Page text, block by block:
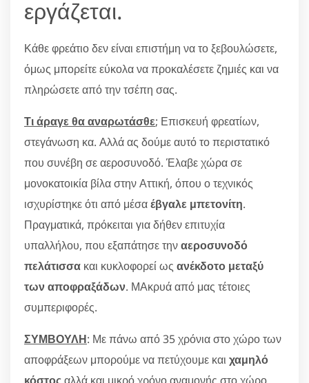
εργάζεται.
Κάθε φρεάτιο δεν είναι επιστήμη να το ξεβουλώσετε,
όμως μπορείτε εύκολα να προκαλέσετε ζημιές και να
πληρώσετε από την τσέπη σας.
Τι άραγε θα αναρωτάσθε; Επισκευή φρεατίων,
στεγάνωση κα. Αλλά ας δούμε αυτό το περιστατικό
που συνέβη σε αεροσυνοδό. Έλαβε χώρα σε
μονοκατοικία βίλα στην Αττική, όπου ο τεχνικός
ισχυρίστηκε ότι από μέσαέβγαλε μπετονίτη.
Πραγματικά, πρόκειται για δήθεν επιτυχία
υπαλλήλου, που εξαπάτησε τηναεροσυνοδό
πελάτισσα και κυκλοφορεί ως ανέκδοτο μεταξύ
των αποφραξάδων. ΜΑκρυά από μας τέτοιες
συμπεριφορές.
ΣΥΜΒΟΥΛΗ: Με πάνω από 35 χρόνια στο χώρο των
αποφράξεων μπορούμε να πετύχουμε και χαμηλό